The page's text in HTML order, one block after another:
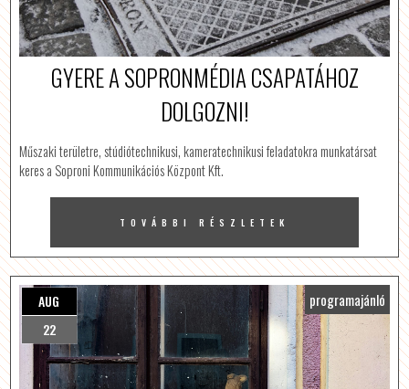
GYERE A SOPRONMÉDIA CSAPATÁHOZ
DOLGOZNI!
Műszaki területre, stúdiótechnikusi, kameratechnikusi feladatokra munkatársat
keres a Soproni Kommunikációs Központ Kft.
TOVÁBBI RÉSZLETEK
AUG
22
programajánló